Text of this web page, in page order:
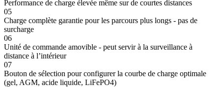
Performance de charge élevée même sur de courtes distances
05
Charge complète garantie pour les parcours plus longs - pas de
surcharge
06
Unité de commande amovible - peut servir à la surveillance à
distance à l’intérieur
07
Bouton de sélection pour configurer la courbe de charge optimale
(gel, AGM, acide liquide, LiFePO4)